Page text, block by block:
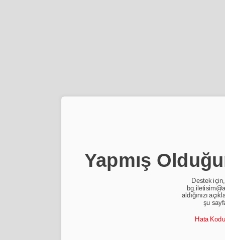
Yapmış
Destek
aldığınızı
şu
Hata